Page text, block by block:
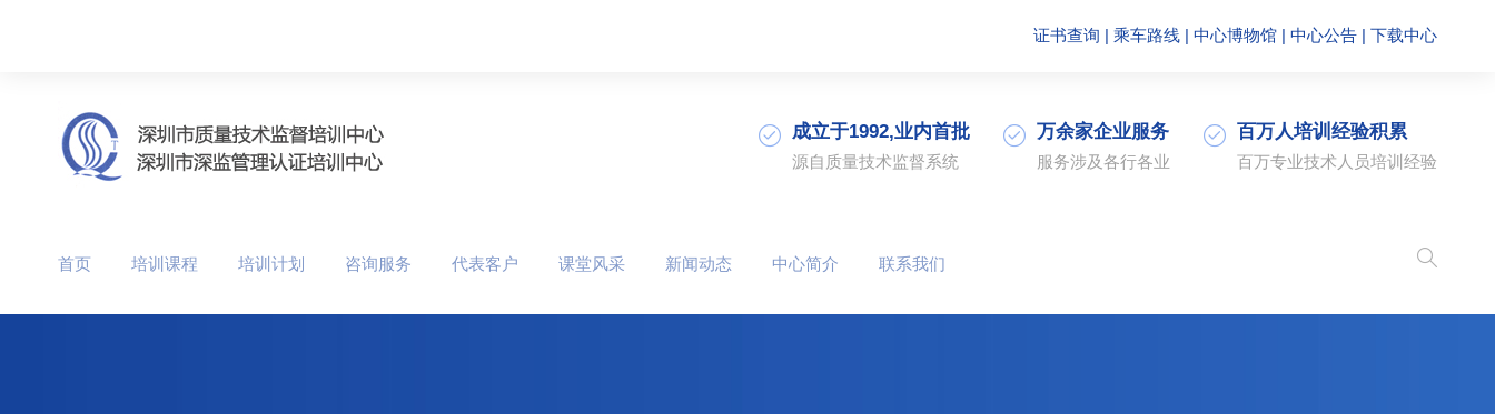
证书查询 | 乘车路线 | 中心博物馆 | 中心公告 | 下载中心
成立于1992,业内首批
源自质量技术监督系统
万余家企业服务
服务涉及各行各业
百万人培训经验积累
百万专业技术人员培训经验
首页 培训课程 培训计划 咨询服务 代表客户 课堂风采 新闻动态 中心简介 联系我们